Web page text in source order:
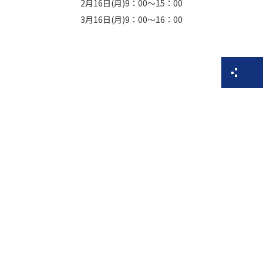
2月16日(月)9：00～15：00
3月16日(月)9：00～16：00